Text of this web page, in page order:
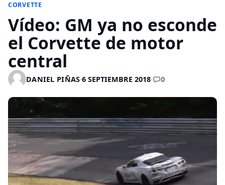
CORVETTE
Vídeo: GM ya no esconde
el Corvette de motor
central
DANIEL PIÑAS·6 SEPTIEMBRE 2018· 0